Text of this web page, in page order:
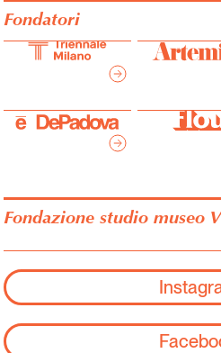
Fondatori
Fondazione studio museo